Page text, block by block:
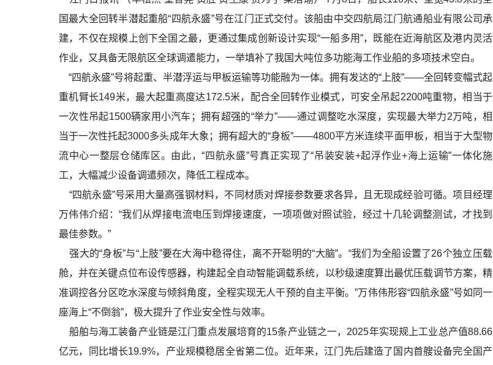
国最大全回转半潜起重船“四航永盛”号在江门正式交付。该船由中交四航局江门航通船业有限公司承
建，不仅在规模上创下全国之最，更通过集成创新设计实现“一船多用”，既能在近海航区及港内灵活
作业，又具备无限航区全球调遣能力，一举填补了我国大吨位多功能海工作业船的多项技术空白。
“四航永盛”号将起重、半潜浮运与甲板运输等功能融为一体。拥有发达的“上肢”——全回转变幅式起
重机臂长149米，最大起重高度达172.5米，配合全回转作业模式，可安全吊起2200吨重物，相当于
一次性吊起1500辆家用小汽车；拥有超强的“举力”——通过调整吃水深度，实现最大举力2万吨，相
当于一次性托起3000多头成年大象；拥有超大的“身板”——4800平方米连续平面甲板，相当于大型物
流中心一整层仓储库区。由此，“四航永盛”号真正实现了“吊装安装+起浮作业+海上运输”一体化施
工，大幅减少设备调遣频次，降低工程成本。
“四航永盛”号采用大量高强钢材料，不同材质对焊接参数要求各异，且无现成经验可循。项目经理
万伟伟介绍：“我们从焊接电流电压到焊接速度，一项项做对照试验，经过十几轮调整测试，才找到
最佳参数。”
强大的“身板”与“上肢”要在大海中稳得住，离不开聪明的“大脑”。“我们为全船设置了26个独立压载
舱，并在关键点位布设传感器，构建起全自动智能调载系统，以秒级速度算出最优压载调节方案，精
准调控各分区吃水深度与倾斜角度，全程实现无人干预的自主平衡。”万伟伟形容“四航永盛”号如同一
座海上“不倒翁”，极大提升了作业安全性与效率。
船舶与海工装备产业链是江门重点发展培育的15条产业链之一，2025年实现规上工业总产值88.66
亿元，同比增长19.9%，产业规模稳居全省第二位。近年来，江门先后建造了国内首艘设备完全国产